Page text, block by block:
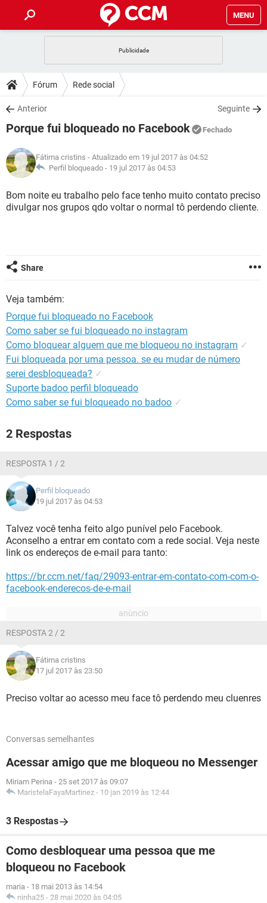
MENU
CELULAR
OUTLOOK
INSTAGRAM GMAIL
GUIA DE COMPRAS
DICAS
JOGOS
INSTAGRAM GMAIL
GUIA DE COMPRAS
DOWNLOADS
JOGOS WHATSAPP
CELULAR
OUTLOOK EXCEL
INSTAGRAM GMAIL
GUIA DE COMPRAS
FÓRUM
JOGOS WHATSAPP
CELULAR
OUTLOOK EXCEL
GLOSSÁRIO
WHATSAPP
CELULAR FACEBOOK
GUIA DE COMPRAS
Fórum Rede social
Anterior Seguinte
Porque fui bloqueado no Facebook Fechado
Fátima cristins - Atualizado em 19 jul 2017 às 04:52
Perfil bloqueado - 19 jul 2017 às 04:53
Bom noite eu trabalho pelo face tenho muito contato preciso
divulgar nos grupos qdo voltar o normal tô perdendo cliente.
Share
Veja também:
Porque fui bloqueado no Facebook
Como saber se fui bloqueado no instagram
Como bloquear alguem que me bloqueou no instagram ✓
Fui bloqueada por uma pessoa. se eu mudar de número
serei desbloqueada? ✓
Suporte badoo perfil bloqueado
Como saber se fui bloqueado no badoo ✓
2 Respostas
RESPOSTA 1 / 2
Perfil bloqueado
19 jul 2017 às 04:53
Talvez você tenha feito algo punível pelo Facebook.
Aconselho a entrar em contato com a rede social. Veja neste
link os endereços de e-mail para tanto:
https://br.ccm.net/faq/29093-entrar-em-contato-com-com-o-
facebook-enderecos-de-e-mail
RESPOSTA 2 / 2
Fátima cristins
17 jul 2017 às 23:50
Preciso voltar ao acesso meu face tô perdendo meu cluenres
Conversas semelhantes
Acessar amigo que me bloqueou no Messenger
Miriam Perina - 25 set 2017 às 09:07
MaristelaFayaMartinez - 10 jan 2019 às 12:44
3 Respostas
Como desbloquear uma pessoa que me
bloqueou no Facebook
maria - 18 mai 2013 às 14:54
ninha25 - 28 mai 2020 às 04:05